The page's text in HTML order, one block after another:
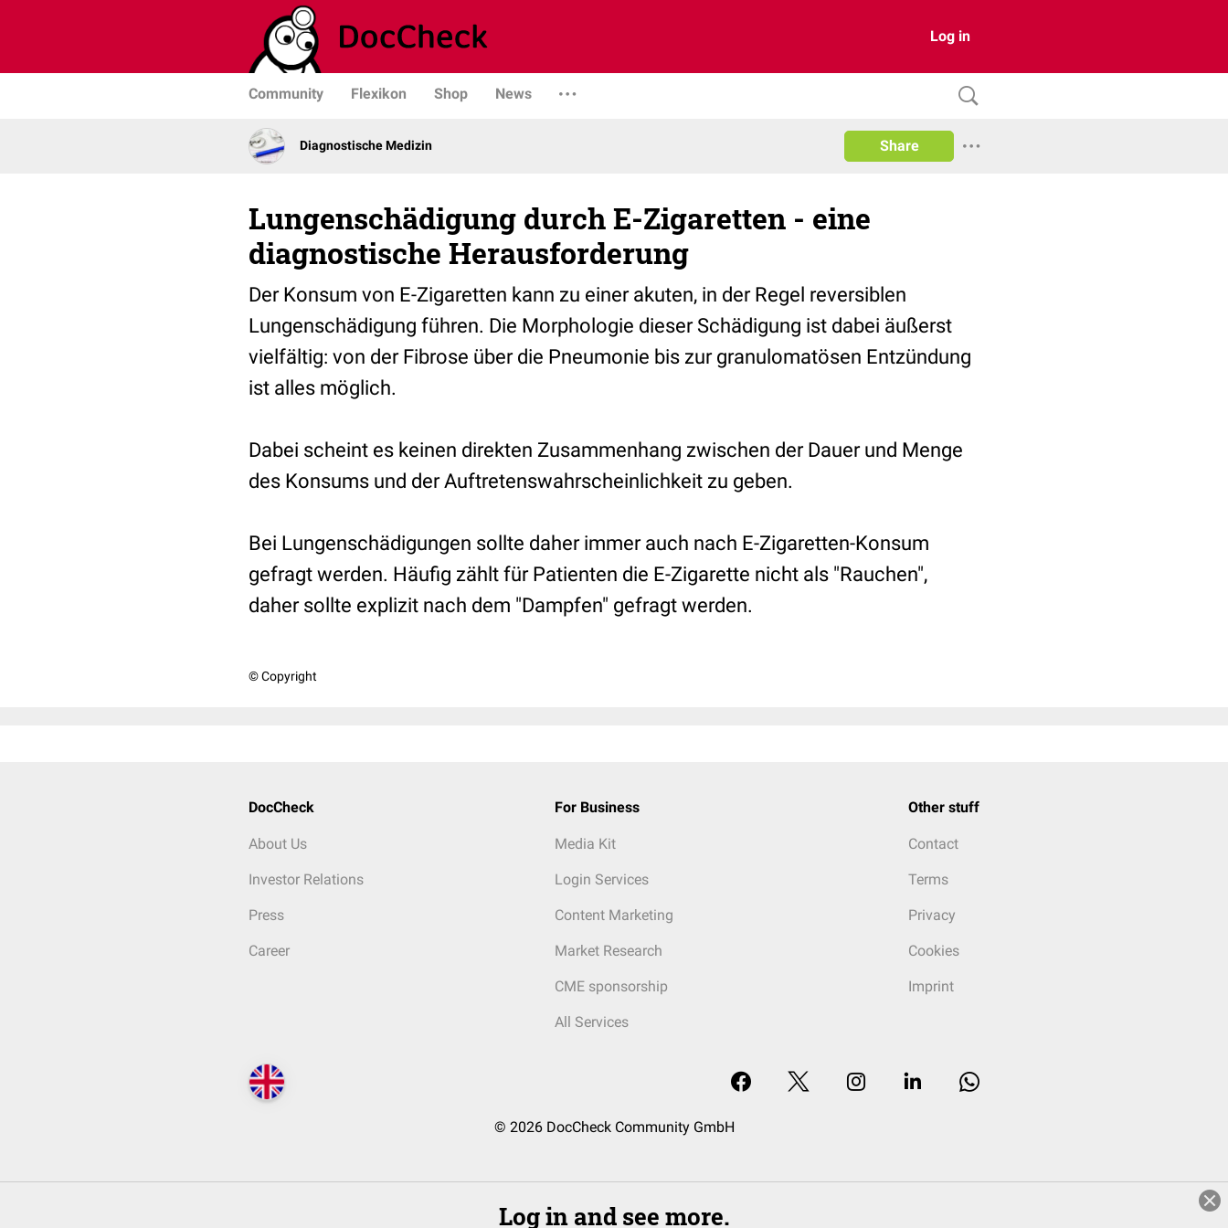
Log in
Community Flexikon Shop News
Diagnostische Medizin Share
Lungenschädigung durch E-Zigaretten - eine
diagnostische Herausforderung
Der Konsum von E-Zigaretten kann zu einer akuten, in der Regel reversiblen
Lungenschädigung führen. Die Morphologie dieser Schädigung ist dabei äußerst
vielfältig: von der Fibrose über die Pneumonie bis zur granulomatösen Entzündung
ist alles möglich.
Dabei scheint es keinen direkten Zusammenhang zwischen der Dauer und Menge
des Konsums und der Auftretenswahrscheinlichkeit zu geben.
Bei Lungenschädigungen sollte daher immer auch nach E-Zigaretten-Konsum
gefragt werden. Häufig zählt für Patienten die E-Zigarette nicht als "Rauchen",
daher sollte explizit nach dem "Dampfen" gefragt werden.
© Copyright
DocCheck
About Us
Investor Relations
Press
Career
For Business
Media Kit
Login Services
Content Marketing
Market Research
CME sponsorship
All Services
Other stuff
Contact
Terms
Privacy
Cookies
Imprint
© 2026 DocCheck Community GmbH
Log in and see more.